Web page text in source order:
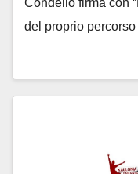
Condello firma con
del proprio